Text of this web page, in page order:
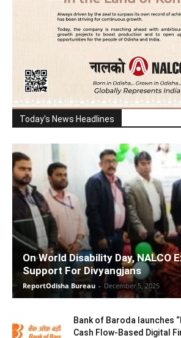
Today's News Headlines
On World Disability Day, NALCO
Support For Divyangjans
ReportOdisha Bureau - December 5, 2025
Bank of Baroda launches
Cash Flow-Based Digital